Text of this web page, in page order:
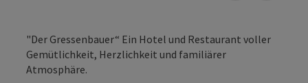
"Der Gressenbauer“ Ein Hotel und Restaurant voller
Gemütlichkeit, Herzlichkeit und familiärer
Atmosphäre.